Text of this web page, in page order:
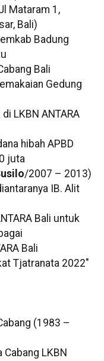
Mataram 1,
Bali)
Badung
Bali
Gedung
ANTARA
hibah APBD
juta
/2007 – 2013)
IB. Alit
Bali untuk
Bali
Tjatranata 2022"
(1983 –
LKBN